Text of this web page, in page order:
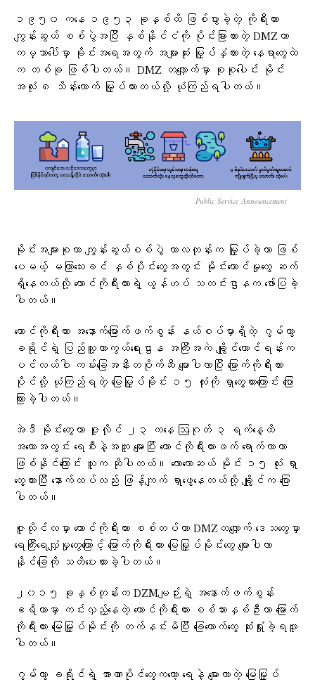
၁၉၅၀ ကနေ ၁၉၅၃ ခုနှစ်ထိ ဖြစ်ပွားခဲ့တဲ့ ကိုရီးယား
ကျွန်းဆွယ် စစ်ပွဲအပြီး နှစ်နိုင်ငံကို ပိုင်းခြားထားတဲ့ DMZဟာ
ကမ္ဘာပေါ်မှာ မိုင်းအရေအတွက် အများဆုံး မြှုပ်နှံထားတဲ့ နေရာတွေထဲ
က တစ်ခု ဖြစ်ပါတယ်။ DMZ တလျှောက်မှာ စုစုပေါင်း မိုင်း
အလုံး ၈ သိန်းလောက် မြှုပ်ထားတယ်လို့ ယုံကြည်ရပါတယ်။
Public Service Announcement
မိုင်းအများစုဟာ ကျွန်းဆွယ်စစ်ပွဲ ကာလတုန်းက မြှုပ်ခဲ့တာ ဖြစ်
ပေမယ့် မကြာသေးခင် နှစ်ပိုင်းတွေအတွင်း မိုင်းထောင်မှုတွေ ဆက်
ရှိနေတယ်လို့ တောင်ကိုရီးယားရဲ့ ယွန်ဟပ် သတင်းဌာနက ဖော်ပြခဲ့
ပါတယ်။
တောင်ကိုရီးယား အနောက်မြောက်ဖက်စွန်း နယ်စပ်မှာရှိတဲ့ ဂွမ်ဟွာ
ခရိုင်ရဲ့ ပြည်သူ့ကာကွယ်ရေးဌာန အကြီးအကဲ ချွိုင်ယောင်ရန်းက
ပင်လယ်ဝါ ကမ်းခြေအနီးတဝိုက်ဆီ မျောပါလာပြီး မြောက်ကိုရီးယား
ပိုင်လို့ ယုံကြည်ရတဲ့ မြေမြှုပ်မိုင်း ၁၅ လုံးကို ရှာတွေ့ထားကြောင်း ပြော
ကြားခဲ့ပါတယ်။
အဲဒီ မိုင်းတွေဟာ ဇူလိုင် ၂၃ ကနေ ဩဂုတ် ၃ ရက်နေ့ထိ
အတောအတွင်း ရေစီးနဲ့အတူ မျောပြီး တောင်ကိုရီးယားဖက် ရောက်လာတာ
ဖြစ်နိုင်ကြောင်း သူက ဆိုပါတယ်။ လောလောဆယ် မိုင်း ၁၅ လုံး ရှာ
တွေ့ထားပြီး နောက်ထပ်လည်း ဖြန့်ကျက် ရှာဖွေနေတယ်လို့ ချွိုင်က ပြော
ပါတယ်။
ဇူလိုင်လမှာ တောင်ကိုရီးယား စစ်တပ်ဟာ DMZတလျှောက် ဒေသတွေမှာ
ရေကြီးရေလျှံမှုတွေကြောင့် မြောက်ကိုရီးယား မြေမြှုပ်မိုင်းတွေ မျောပါလာ
နိုင်ခြေကို သတိပေးထားခဲ့ပါတယ်။
၂၀၁၅ ခုနှစ်တုန်းက DZMမျဉ်းရဲ့ အနောက်ဖက်စွန်း
ဧရိယာမှာ ကင်းလှည့်နေတဲ့ တောင်ကိုရီးယား စစ်သားနှစ်ဦးဟာ မြောက်
ကိုရီးယား မြေမြှုပ်မိုင်းကို တက်နင်းမိပြီး ခြေထောက်တွေ ဆုံးရှုံးခဲ့ရဖူး
ပါတယ်။
ဂွမ်ဟွာ ခရိုင်ရဲ့ အာဏာပိုင်တွေကတော့ ရေနဲ့ မျောလာတဲ့ မြေမြှုပ်